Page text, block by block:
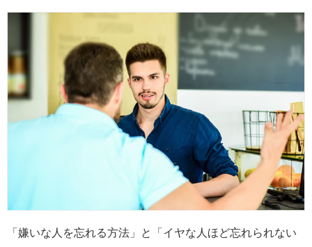
「嫌いな人を忘れる方法」と「イヤな人ほど忘れられない